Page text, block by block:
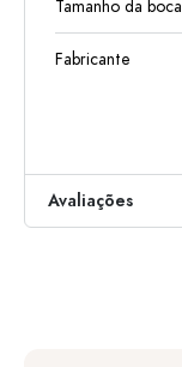
Tamanho da boca
Fabricante
Avaliações